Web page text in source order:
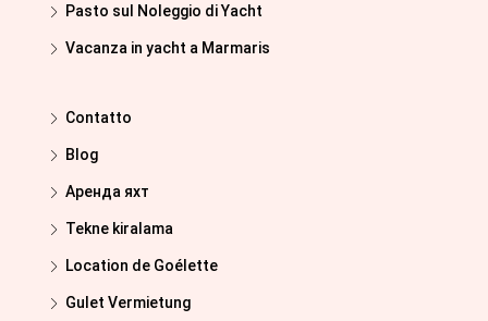
Pasto sul Noleggio di Yacht
Vacanza in yacht a Marmaris
Contatto
Blog
Аренда яхт
Tekne kiralama
Location de Goélette
Gulet Vermietung